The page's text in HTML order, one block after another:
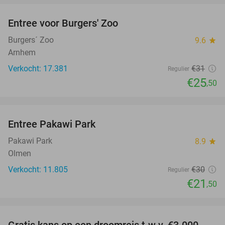
Entree voor Burgers' Zoo
Burgers´ Zoo 9.6 star
Arnhem
Verkocht: 17.381
Regulier €31
€25,50
Entree Pakawi Park
Pakawi Park 8.9 star
Olmen
Verkocht: 11.805
Regulier €30
€21 ,50